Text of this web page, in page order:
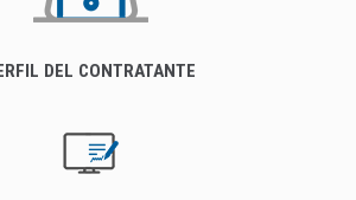
DEL CONTRATANTE